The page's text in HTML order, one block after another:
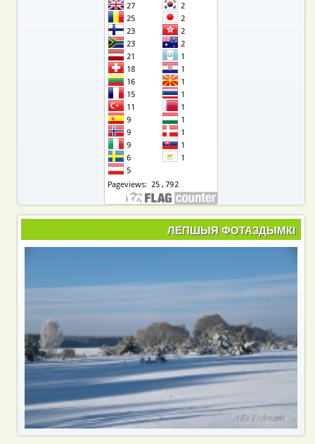
ЛЕПШЫЯ ФОТАЗДЫМКІ